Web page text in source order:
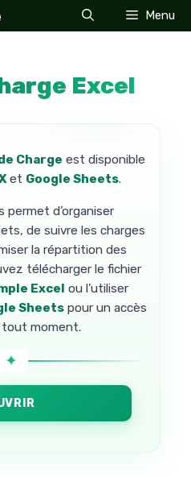
Menu
Excel
Charge est disponible
et Google Sheets.
permet d’organiser
de suivre les charges
la répartition des
télécharger le fichier
Excel ou l’utiliser
Sheetspour un accès
moment.